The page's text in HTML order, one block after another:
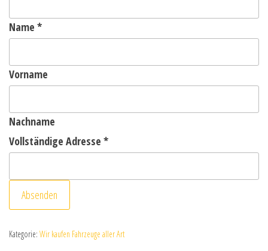
Name *
Vorname
Nachname
Vollständige Adresse *
Absenden
Kategorie: Wir kaufen Fahrzeuge aller Art